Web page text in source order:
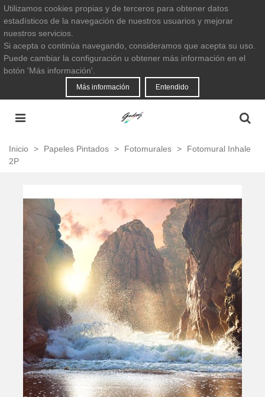
Utilizamos cookies propias y de terceros para obtener datos
estadísticos de la navegación de nuestros usuarios y mejorar
nuestros servicios.
Si acepta o continúa navegando, consideramos que acepta su uso.
Puede cambiar la configuración u obtener más información en el
botón 'Más información'.
Más información Entendido
Inicio > Papeles Pintados > Fotomurales >
Fotomural Inhale
2P